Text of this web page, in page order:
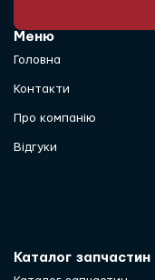
Меню
Головна
Контакти
Про компанію
Відгуки
Каталог запчастин